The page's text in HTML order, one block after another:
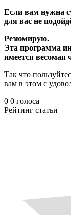
Если вам нужна
для вас не
Резюмирую.
Эта программа
имеется весомая
Так что
вам в этом с
0 0 голоса
Рейтинг статьи